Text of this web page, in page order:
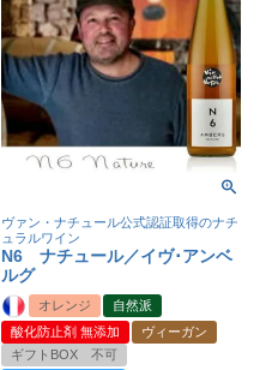
ヴァン・ナチュール公式認証取得のナチ
ュラルワイン
N6 ナチュール／イヴ･アンベ
ルグ
オレンジ
自然派
酸化防止剤 無添加
ヴィーガン
ギフトBOX 不可